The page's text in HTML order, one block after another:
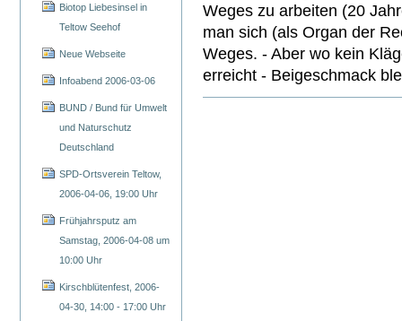
Biotop Liebesinsel in
Teltow Seehof
Neue Webseite
Infoabend 2006-03-06
BUND / Bund für Umwelt
und Naturschutz
Deutschland
SPD-Ortsverein Teltow,
2006-04-06, 19:00 Uhr
Frühjahrsputz am
Samstag, 2006-04-08 um
10:00 Uhr
Kirschblütenfest, 2006-
04-30, 14:00 - 17:00 Uhr
Weges zu arbeiten (20
man sich (als Organ der
Weges. - Aber wo kein
erreicht - Beigeschmack